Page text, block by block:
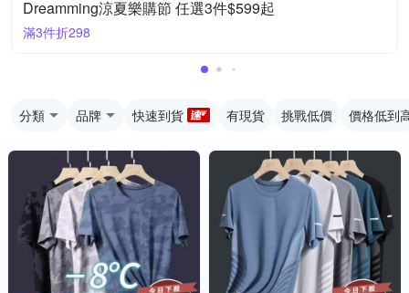
Dreamming涼夏樂購節 任選3件$599起
滿3件折298
分類 品牌 快速到貨 有現貨 挑戰低價 價格低到